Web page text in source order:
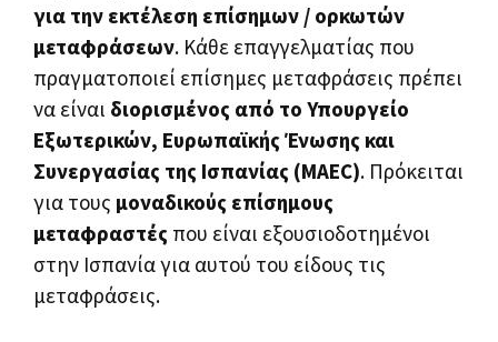
για την εκτέλεση επίσημων / ορκωτών
μεταφράσεων. Κάθε επαγγελματίας που
πραγματοποιεί επίσημες μεταφράσεις πρέπει
να είναι διορισμένος από το Υπουργείο
Εξωτερικών, Ευρωπαϊκής Ένωσης και
Συνεργασίας της Ισπανίας (MAEC). Πρόκειται
για τους μοναδικούς επίσημους
μεταφραστές που είναι εξουσιοδοτημένοι
στην Ισπανία για αυτού του είδους τις
μεταφράσεις.